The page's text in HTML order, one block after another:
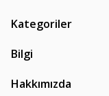
Kategoriler
Bilgi
Hakkımızda